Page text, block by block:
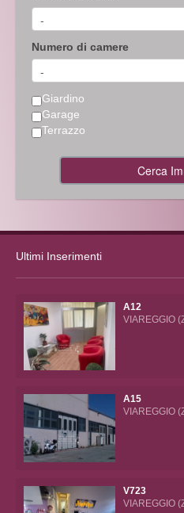
Numero di camere
Giardino
Garage
Terrazzo
Cerca
Ultimi Inserimenti
A12
VIAREGGIO
A15
VIAREGGIO
V723
VIAREGGIO